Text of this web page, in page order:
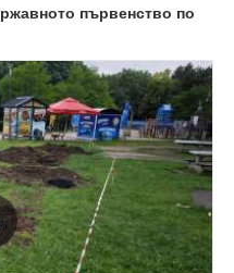
първенство по